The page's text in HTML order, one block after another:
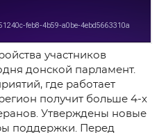
участников
донской парламент.
где работает
получит больше 4-х
Утверждены новые
поддержки. Перед